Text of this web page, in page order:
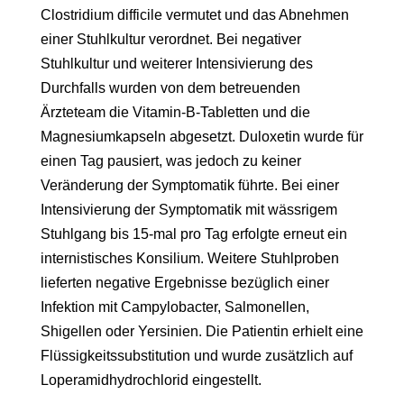
Clostridium difficile vermutet und das Abnehmen
einer Stuhlkultur verordnet. Bei negativer
Stuhlkultur und weiterer Intensivierung des
Durchfalls wurden von dem betreuenden
Ärzteteam die Vitamin-B-Tabletten und die
Magnesiumkapseln abgesetzt. Duloxetin wurde für
einen Tag pausiert, was jedoch zu keiner
Veränderung der Symptomatik führte. Bei einer
Intensivierung der Symptomatik mit wässrigem
Stuhlgang bis 15-mal pro Tag erfolgte erneut ein
internistisches Konsilium. Weitere Stuhlproben
lieferten negative Ergebnisse bezüglich einer
Infektion mit Campylobacter, Salmonellen,
Shigellen oder Yersinien. Die Patientin erhielt eine
Flüssigkeitssubstitution und wurde zusätzlich auf
Loperamidhydrochlorid eingestellt.